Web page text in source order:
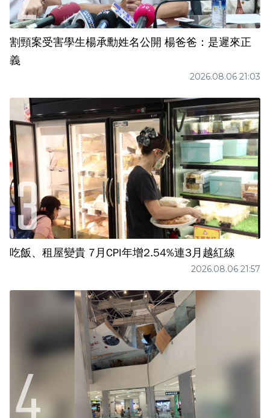
割頸案受害學生楊承勳姓名公開 楊爸爸：是遲來正
義
2026.08.06 21:03
吃飯、租屋變貴 7月CPI年增2.54%連3月越紅線
2026.08.06 21:57